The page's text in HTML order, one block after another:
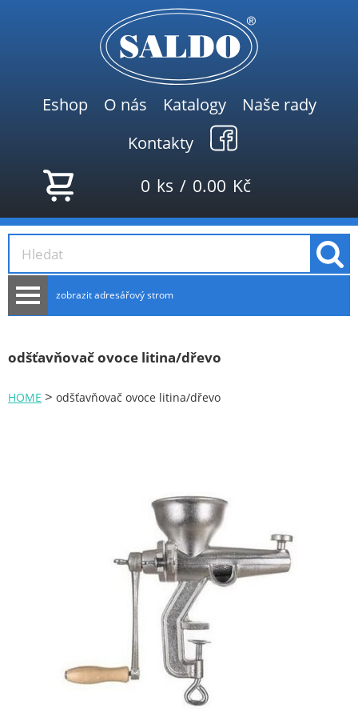
Eshop O nás Katalogy
Naše rady
Kontakty
0 ks / 0.00 Kč
zobrazit adresářový strom
NOVINKY
NÁBYTEK - spojovací materiál a příslušenství
Ploty a pletiva
Úložné boxy na nářadí
Ochranné pomůcky
Keramické brusivo
Flex. kotouče
odšťavňovač ovoce litina/dřevo
HOME > odšťavňovač ovoce litina/dřevo